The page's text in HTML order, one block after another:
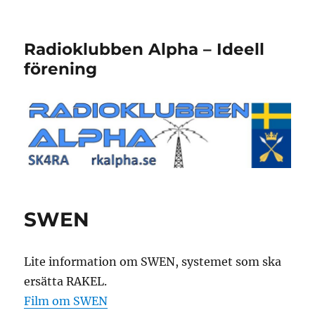
Radioklubben Alpha – Ideell
förening
SWEN
Lite information om SWEN, systemet som ska
ersätta RAKEL.
Film om SWEN